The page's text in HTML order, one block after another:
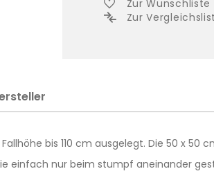
Zur
Zur
bis 110 cm ausgelegt. Die 50 x
einfach nur beim stumpf aneinander